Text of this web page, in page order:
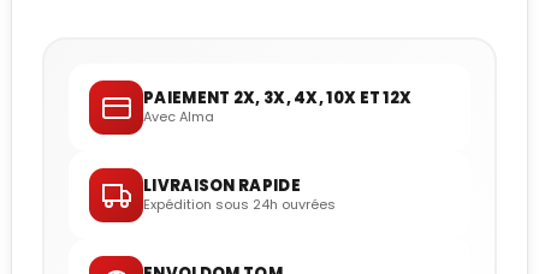
PAIEMENT 2X, 3X, 4X, 10X ET 12X
Avec Alma
LIVRAISON RAPIDE
Expédition sous 24h ouvrées